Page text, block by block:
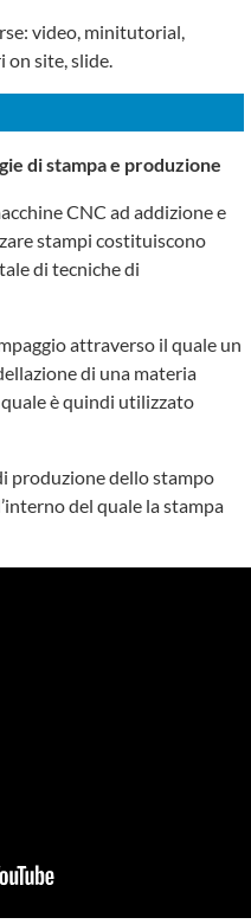
video, minitutorial,
on site, slide.
di stampa e produzione
CNC ad addizione e
stampi costituiscono
di tecniche di
attraverso il quale un
di una materia
è quindi utilizzato
produzione dello stampo
del quale la stampa